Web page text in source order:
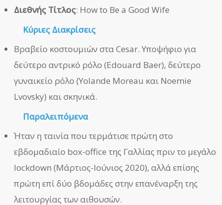
Διεθνής Τίτλος: How to Be a Good Wife
Κύριες Διακρίσεις
Βραβείο κοστουμιών στα Cesar. Υποψήφιο για
δεύτερο αντρικό ρόλο (Edouard Baer), δεύτερο
γυναικείο ρόλο (Yolande Moreau και Noemie
Lvovsky) και σκηνικά.
Παραλειπόμενα
Ήταν η ταινία που τερμάτισε πρώτη στο
εβδομαδιαίο box-office της Γαλλίας πριν το μεγάλο
lockdown (Μάρτιος-Ιούνιος 2020), αλλά επίσης
πρώτη επί δύο βδομάδες στην επανέναρξη της
λειτουργίας των αιθουσών.